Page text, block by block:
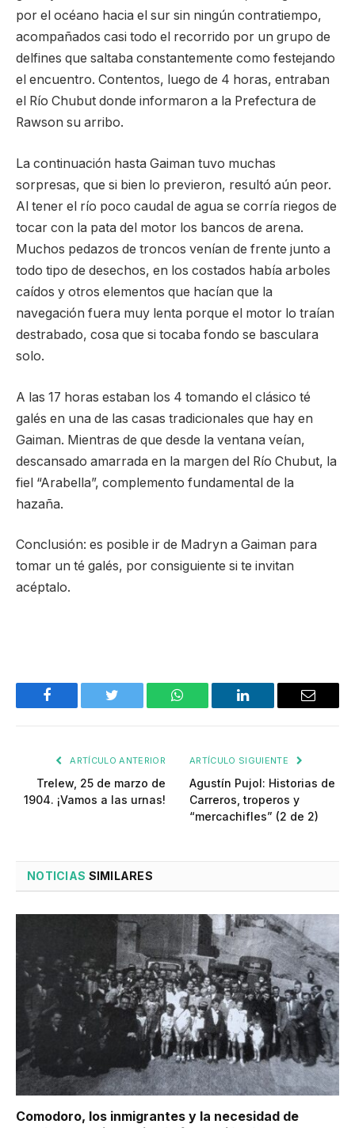
por el océano hacia el sur sin ningún contratiempo,
acompañados casi todo el recorrido por un grupo de
delfines que saltaba constantemente como festejando
el encuentro. Contentos, luego de 4 horas, entraban
el Río Chubut donde informaron a la Prefectura de
Rawson su arribo.
La continuación hasta Gaiman tuvo muchas
sorpresas, que si bien lo previeron, resultó aún peor.
Al tener el río poco caudal de agua se corría riegos de
tocar con la pata del motor los bancos de arena.
Muchos pedazos de troncos venían de frente junto a
todo tipo de desechos, en los costados había arboles
caídos y otros elementos que hacían que la
navegación fuera muy lenta porque el motor lo traían
destrabado, cosa que si tocaba fondo se basculara
solo.
A las 17 horas estaban los 4 tomando el clásico té
galés en una de las casas tradicionales que hay en
Gaiman. Mientras de que desde la ventana veían,
descansado amarrada en la margen del Río Chubut, la
fiel “Arabella”, complemento fundamental de la
hazaña.
Conclusión: es posible ir de Madryn a Gaiman para
tomar un té galés, por consiguiente si te invitan
acéptalo.
Facebook Twitter WhatsApp LinkedIn Email
ARTÍCULO ANTERIOR
Trelew, 25 de marzo de
1904. ¡Vamos a las urnas!
ARTÍCULO SIGUIENTE
Agustín Pujol: Historias de
Carreros, troperos y
“mercachifles” (2 de 2)
NOTICIAS SIMILARES
Comodoro, los inmigrantes y la necesidad de